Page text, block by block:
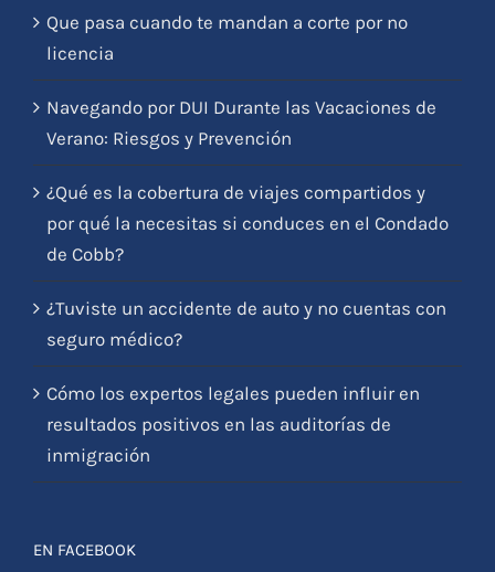
Que pasa cuando te mandan a corte por no
licencia
Navegando por DUI Durante las Vacaciones de
Verano: Riesgos y Prevención
¿Qué es la cobertura de viajes compartidos y
por qué la necesitas si conduces en el Condado
de Cobb?
¿Tuviste un accidente de auto y no cuentas con
seguro médico?
Cómo los expertos legales pueden influir en
resultados positivos en las auditorías de
inmigración
EN FACEBOOK